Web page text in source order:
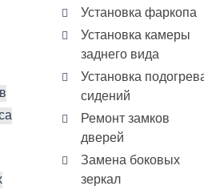
Установка фаркопа
Установка камеры
заднего вида
Установка
сидений
Ремонт замков
дверей
Замена боковых
зеркал